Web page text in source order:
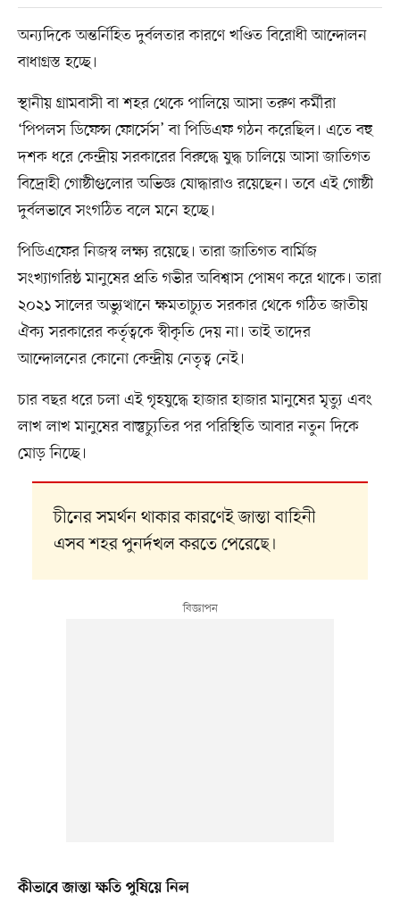
অন্যদিকে অন্তর্নিহিত দুর্বলতার কারণে খণ্ডিত বিরোধী আন্দোলন
বাধাগ্রস্ত হচ্ছে।
স্থানীয় গ্রামবাসী বা শহর থেকে পালিয়ে আসা তরুণ কর্মীরা
‘পিপলস ডিফেন্স ফোর্সেস’ বা পিডিএফ গঠন করেছিল। এতে বহু
দশক ধরে কেন্দ্রীয় সরকারের বিরুদ্ধে যুদ্ধ চালিয়ে আসা জাতিগত
বিদ্রোহী গোষ্ঠীগুলোর অভিজ্ঞ যোদ্ধারাও রয়েছেন। তবে এই গোষ্ঠী
দুর্বলভাবে সংগঠিত বলে মনে হচ্ছে।
পিডিএফের নিজস্ব লক্ষ্য রয়েছে। তারা জাতিগত বার্মিজ
সংখ্যাগরিষ্ঠ মানুষের প্রতি গভীর অবিশ্বাস পোষণ করে থাকে। তারা
২০২১ সালের অভ্যুত্থানে ক্ষমতাচ্যুত সরকার থেকে গঠিত জাতীয়
ঐক্য সরকারের কর্তৃত্বকে স্বীকৃতি দেয় না। তাই তাদের
আন্দোলনের কোনো কেন্দ্রীয় নেতৃত্ব নেই।
চার বছর ধরে চলা এই গৃহযুদ্ধে হাজার হাজার মানুষের মৃত্যু এবং
লাখ লাখ মানুষের বাস্তুচ্যুতির পর পরিস্থিতি আবার নতুন দিকে
মোড় নিচ্ছে।
চীনের সমর্থন থাকার কারণেই জান্তা বাহিনী
এসব শহর পুনর্দখল করতে পেরেছে।
কীভাবে জান্তা ক্ষতি পুষিয়ে নিল